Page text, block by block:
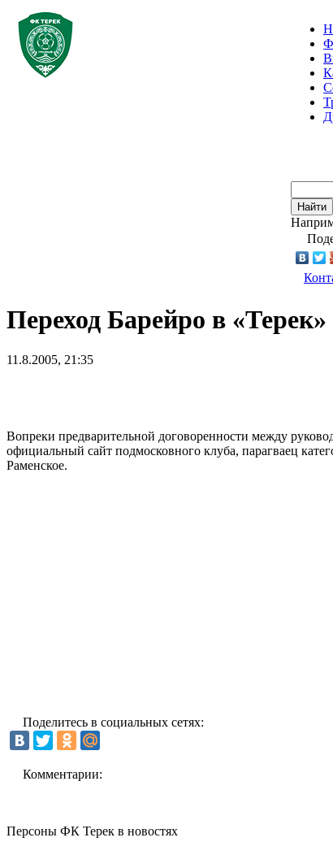
Найти
Переход Барейро в «Терек»
11.8.2005, 21:35
Вопреки предварительной договоренности между
официальный сайт подмосковного клуба, парагваец
Раменское.
Поделитесь в социальных сетях:
Комментарии:
Персоны ФК Терек в новостях